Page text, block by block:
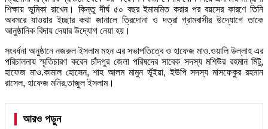
শিক্ষায় ভুমিকা রাখেন। কিন্তু দীর্ঘ ৫০ বছর ইমামমিত করার পর বয়সের কারণে তিনি
অবসরে যাওয়ার ইচ্ছার কথা জানালে ত্রিদোনা ও দত্রা গ্রামবাসীর উদ্যোগে তাকে
আনুষ্ঠানিক বিদায় দেয়ার উদ্যোগ নেয়া হয়।
সংবর্ধনা অনুষ্ঠানে নজরুল ইসলাম মহন এর সভাপতিত্বে ও হাফেজ মাও.ওয়ালি উল্লাহ এর
পরিচালনায় স্মৃতিচারণ করেন চাঁদপুর জেলা পরিষদের সাবেক সদস্য মশিউর রহমান মিটু,
হাফেজ মাও.কামাল হোসেন, শাহ আলম মামুন ভূঁইয়া, ইউপি সদস্য মাসফেকুর রহমান
রাসেল, হাফেজ মনির,তাজুল ইসলাম।
আরও পড়ুন